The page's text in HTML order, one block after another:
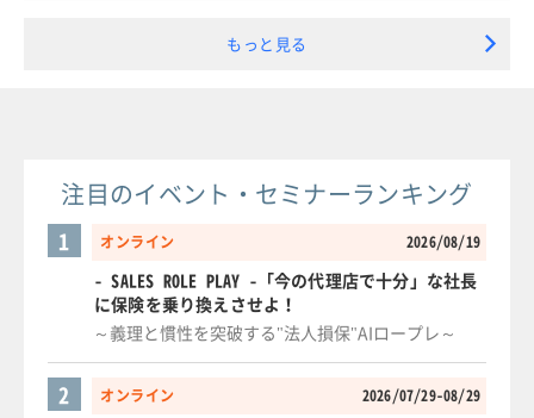
もっと見る
注目のイベント・セミナーランキング
オンライン 2026/08/19
1
- SALES ROLE PLAY -「今の代理店で十分」な社長
に保険を乗り換えさせよ！
～義理と慣性を突破する"法人損保"AIロープレ～
オンライン 2026/07/29-08/29
2